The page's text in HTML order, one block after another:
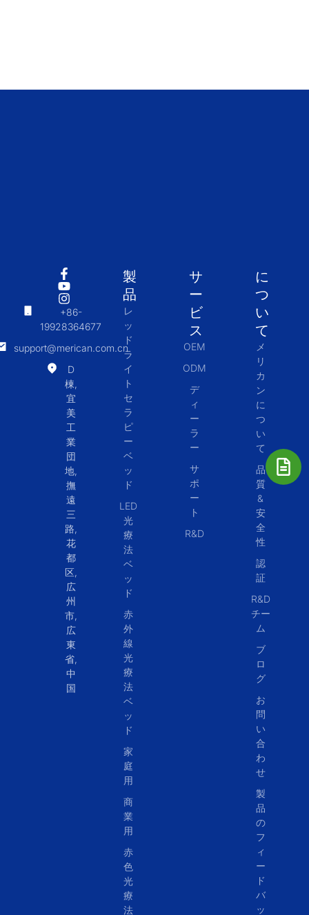
+86-
19928364677
support@merican.com.cn
D
棟,
宜
美
工
業
団
地,
撫
遠
三
路,
花
都
区,
広
州
市,
広
東
省,
中
国
製
品
レ
ッ
ド
ラ
イ
ト
セ
ラ
ピ
ー
ベ
ッ
ド
LED
光
療
法
ベ
ッ
ド
赤
外
線
光
療
法
ベ
ッ
ド
家
庭
用
商
業
用
赤
色
光
療
法
サ
ー
ビ
ス
OEM
ODM
デ
ィ
ー
ラ
ー
サ
ポ
ー
ト
R&D
に
つ
い
て
メ
リ
カ
ン
に
つ
い
て
品
質
&
安
全
性
認
証
R&D
チー
ム
ブ
ロ
グ
お
問
い
合
わ
せ
製
品
の
フ
ィ
ー
ド
バ
ッ